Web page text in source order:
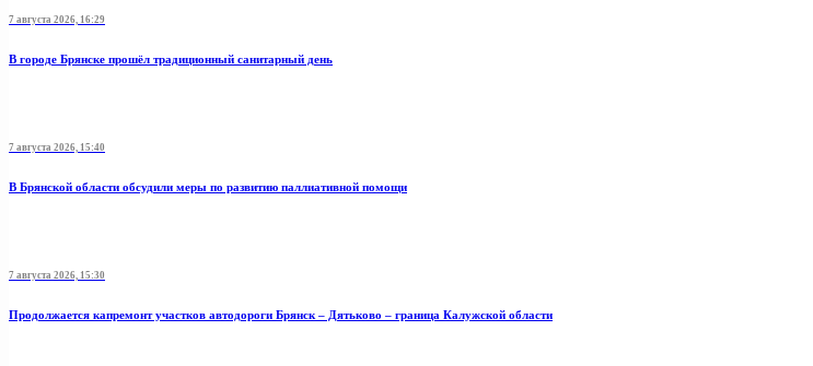
7 августа 2026, 16:29
В городе Брянске прошёл традиционный санитарный день
7 августа 2026, 15:40
В Брянской области обсудили меры по развитию паллиативной помощи
7 августа 2026, 15:30
Продолжается капремонт участков автодороги Брянск – Дятьково – граница Калужской области